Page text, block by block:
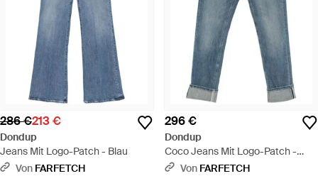
286 €213 €
Dondup
Jeans Mit Logo-Patch - Blau
Von FARFETCH
296 €
Dondup
Coco Jeans Mit Logo-Patch -
BlauVon FARFETCH